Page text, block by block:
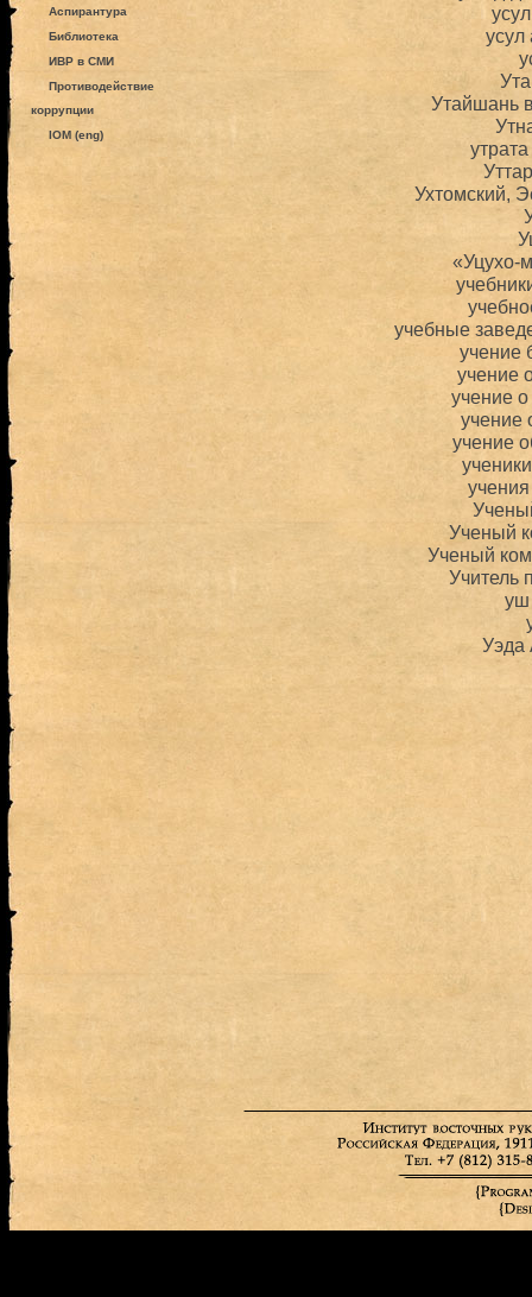
Аспирантура
Библиотека
ИВР в СМИ
Противодействие
коррупции
IOM (eng)
усул
Утайшань
Ухтомский,
«Уцухо-
учебные
учение
учение
учение
учение
учение
Ученый
Ученый
Учитель
Уэда